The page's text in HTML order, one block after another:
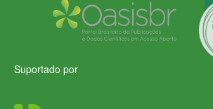
Suportado por